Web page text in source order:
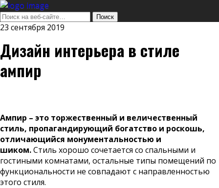
23 сентября 2019
Дизайн интерьера в стиле
ампир
Ампир – это торжественный и величественный
стиль, пропагандирующий богатство и роскошь,
отличающийся монументальностью и
шиком.Стиль хорошо сочетается со спальными и
гостиными комнатами, остальные типы помещений по
функциональности не совпадают с направленностью
этого стиля.